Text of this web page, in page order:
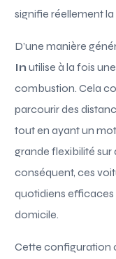
signifie réellement
D’une manière
In utilise à la fois
combustion. Cela
parcourir des
tout en ayant un
grande flexibilité sur
conséquent, ces
quotidiens efficaces
domicile.
Cette configuration